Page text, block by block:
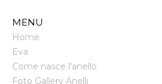
MENU
Home
Eva
Come nasce l'anello
Foto Gallery Anelli